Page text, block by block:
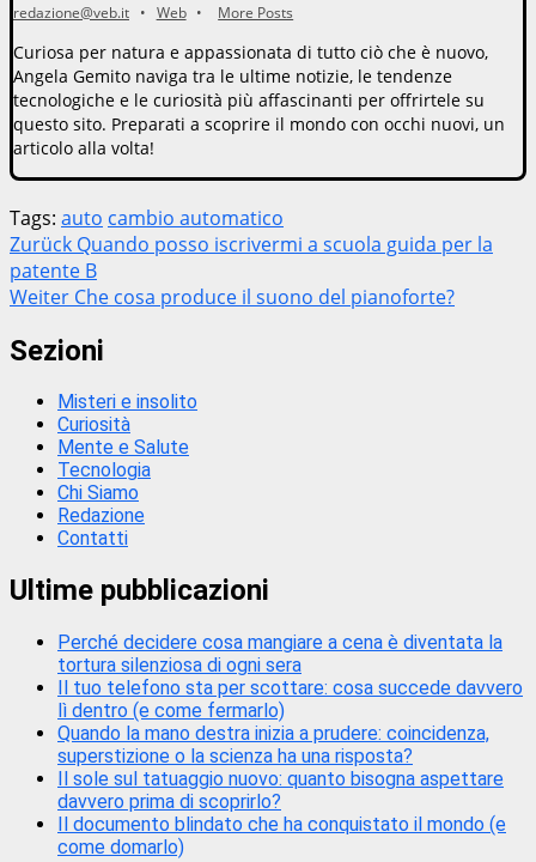
redazione@veb.it • Web • More Posts
Curiosa per natura e appassionata di tutto ciò che è nuovo,
Angela Gemito naviga tra le ultime notizie, le tendenze
tecnologiche e le curiosità più affascinanti per offrirtele su
questo sito. Preparati a scoprire il mondo con occhi nuovi, un
articolo alla volta!
Tags: auto cambio automatico
Beitragsnavigation
Zurück Quando posso iscrivermi a scuola guida per la
patente B
Weiter Che cosa produce il suono del pianoforte?
Sezioni
Misteri e insolito
Curiosità
Mente e Salute
Tecnologia
Chi Siamo
Redazione
Contatti
Ultime pubblicazioni
Perché decidere cosa mangiare a cena è diventata la
tortura silenziosa di ogni sera
Il tuo telefono sta per scottare: cosa succede davvero
lì dentro (e come fermarlo)
Quando la mano destra inizia a prudere: coincidenza,
superstizione o la scienza ha una risposta?
Il sole sul tatuaggio nuovo: quanto bisogna aspettare
davvero prima di scoprirlo?
Il documento blindato che ha conquistato il mondo (e
come domarlo)